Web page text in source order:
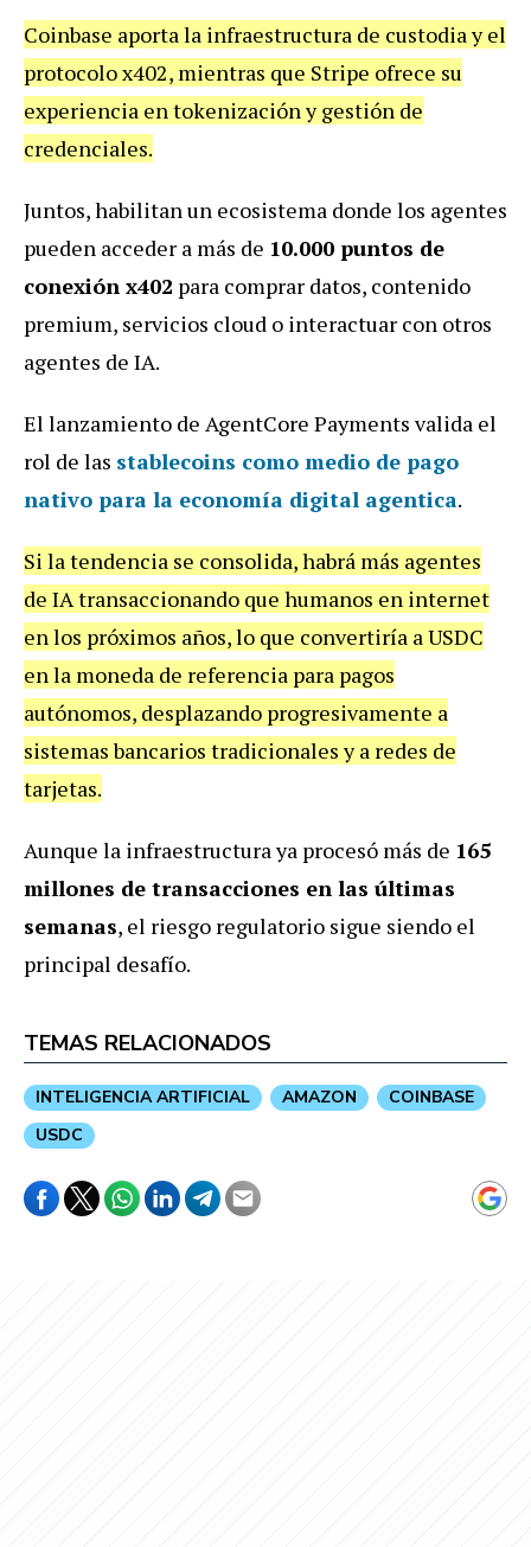
Coinbase aporta la infraestructura de custodia y el
protocolo x402, mientras que Stripe ofrece su
experiencia en tokenización y gestión de
credenciales.
Juntos, habilitan un ecosistema donde los agentes
pueden acceder a más de 10.000 puntos de
conexión x402 para comprar datos, contenido
premium, servicios cloud o interactuar con otros
agentes de IA.
El lanzamiento de AgentCore Payments valida el
rol de las stablecoins como medio de pago
nativo para la economía digital agentica.
Si la tendencia se consolida, habrá más agentes
de IA transaccionando que humanos en internet
en los próximos años, lo que convertiría a USDC
en la moneda de referencia para pagos
autónomos, desplazando progresivamente a
sistemas bancarios tradicionales y a redes de
tarjetas.
Aunque la infraestructura ya procesó más de 165
millones de transacciones en las últimas
semanas, el riesgo regulatorio sigue siendo el
principal desafío.
TEMAS RELACIONADOS
INTELIGENCIA ARTIFICIAL AMAZON
COINBASE
USDC